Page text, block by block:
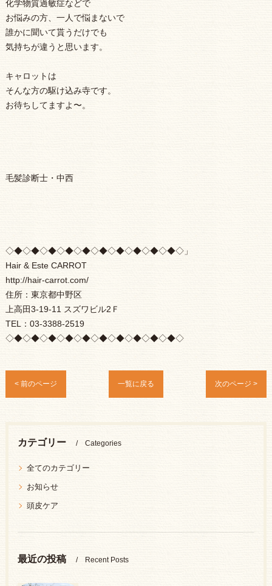
化学物質過敏症などで
お悩みの方、一人で悩まないで
誰かに聞いて貰うだけでも
気持ちが違うと思います。
キャロットは
そんな方の駆け込み寺です。
お待ちしてますよ〜。
毛髪診断士・中西
◇◆◇◆◇◆◇◆◇◆◇◆◇◆◇◆◇◆◇◆◇」
Hair & Este CARROT
http://hair-carrot.com/
住所：東京都中野区
上高田3-19-11 スズワビル2Ｆ
TEL：03-3388-2519
◇◆◇◆◇◆◇◆◇◆◇◆◇◆◇◆◇◆◇◆◇
< 前のページ 一覧に戻る 次のページ >
カテゴリー Categories
全てのカテゴリー
お知らせ
頭皮ケア
最近の投稿 Recent Posts